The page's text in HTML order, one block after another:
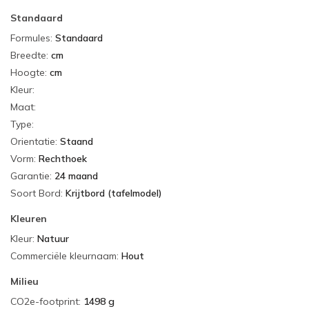
Standaard
Formules: Standaard
Breedte: cm
Hoogte: cm
Kleur:
Maat:
Type:
Orientatie: Staand
Vorm: Rechthoek
Garantie: 24 maand
Soort Bord: Krijtbord (tafelmodel)
Kleuren
Kleur: Natuur
Commerciële kleurnaam: Hout
Milieu
CO2e-footprint: 1498 g